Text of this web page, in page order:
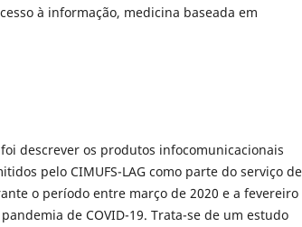
à informação, medicina baseada em
descrever os produtos infocomunicacionais
pelo CIMUFS-LAG como parte do serviço de
o período entre março de 2020 e a fevereiro
de COVID-19. Trata-se de um estudo